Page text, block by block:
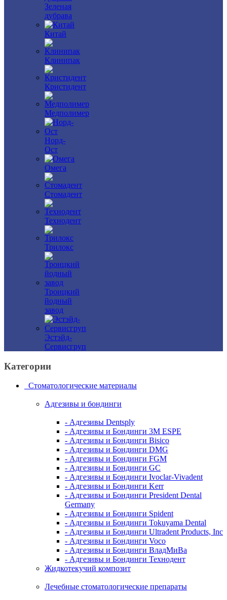
Зеленая
дубрава
Китай
Клинипак
Кристидент
Медполимер
Норд-
Ост
Омега
Стомадент
Технодент
Трилокс
Троицкий
йодный
завод
Эстэйд-
Сервисгруп
Категории
Стоматологические материалы
Адгезивы и бондинги
- Адгезивы Dentsply
- Адгезивы и Бондинги 3M ESPE
- Адгезивы и Бондинги Bisico
- Адгезивы и Бондинги DMG
- Адгезивы и Бондинги FGM
- Адгезивы и Бондинги GC
- Адгезивы и Бондинги Ivoclar-Vivadent
- Адгезивы и Бондинги Kerr
- Адгезивы и Бондинги President Dental
Germany
- Адгезивы и Бондинги Spident
- Адгезивы и Бондинги Tokuyama Dental
- Адгезивы и Бондинги Ultradent Products, Inc
- Адгезивы и Бондинги Voco
- Адгезивы и Бондинги ВладМиВа
- Адгезивы и Бондинги Технодент
Жидкотекучий композит
Лечебные стоматологические препараты